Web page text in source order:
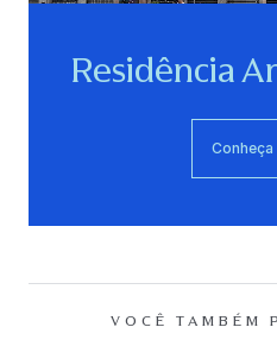
Residência
Conheça
VOCÊ TAMBÉM